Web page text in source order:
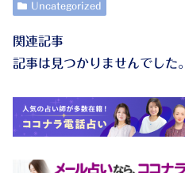
Uncategorized
関連記事
記事は見つかりませんでした。